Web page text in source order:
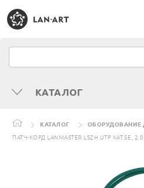
КАТАЛОГ
КАТАЛОГ ОБОРУДОВАНИЕ
ПАТЧ-КОРД LANMASTER LSZH UTP